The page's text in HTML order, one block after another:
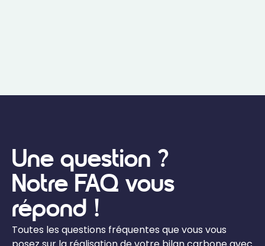
Une question ?
Notre FAQ vous
répond !
Toutes les questions fréquentes que vous vous